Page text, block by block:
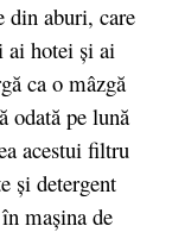
din aburi, care
ai hotei şi ai
ca o mâzgă
odată pe lună
acestui filtru
şi detergent
maşina de